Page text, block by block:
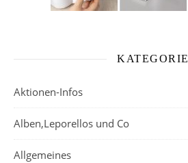
KATEGORIE
Aktionen-Infos
Alben,Leporellos und Co
Allgemeines